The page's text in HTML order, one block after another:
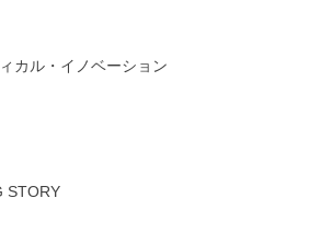
カル・イノベーション
STORY